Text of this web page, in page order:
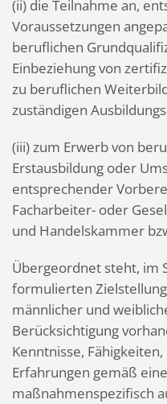
(ii) die Teilnahme an,
Voraussetzungen
beruflichen
Einbeziehung von
zu beruflichen
zuständigen
(iii) zum Erwerb von
Erstausbildung oder
entsprechender
Facharbeiter- oder
und Handelskammer
Übergeordnet steht, im
formulierten
männlicher und
Berücksichtigung
Kenntnisse,
Erfahrungen gemäß
maßnahmenspezifisch